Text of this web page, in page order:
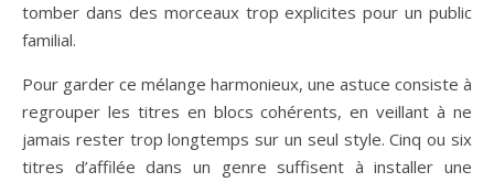
tomber dans des morceaux trop explicites pour un public
familial.
Pour garder ce mélange harmonieux, une astuce consiste à
regrouper les titres en blocs cohérents, en veillant à ne
jamais rester trop longtemps sur un seul style. Cinq ou six
titres d’affilée dans un genre suffisent à installer une